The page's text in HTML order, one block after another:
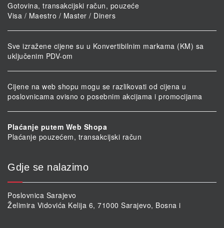
Gotovina, transakcijski račun, pouzeće
Visa / Maestro / Master / Diners
Sve izražene cijene su u Konvertibilnim markama (KM) sa
uključenim PDV-om
Cijene na web shopu mogu se razlikovati od cijena u
poslovnicama ovisno o posebnim akcijama i promocijama
Plaćanje putem Web Shopa
Plaćanje pouzećem, transakcijski račun
Gdje se nalazimo
Poslovnica Sarajevo
Želimira Vidovića Kelija 6, 71000 Sarajevo, Bosna i